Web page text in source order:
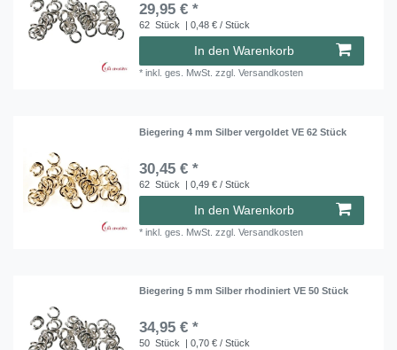
29,95 € *
62 Stück | 0,48 € / Stück
In den Warenkorb
*inkl. ges. MwSt. zzgl.Versandkosten
Biegering 4 mm Silber vergoldet VE 62 Stück
30,45 € *
62 Stück | 0,49 € / Stück
In den Warenkorb
*inkl. ges. MwSt. zzgl.Versandkosten
Biegering 5 mm Silber rhodiniert VE 50 Stück
34,95 € *
50 Stück | 0,70 € / Stück